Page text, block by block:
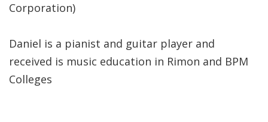
Corporation)
Daniel is a pianist and guitar player and
received is music education in Rimon and BPM
Colleges